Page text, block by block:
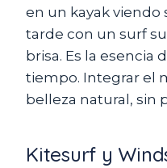
en un kayak viendo
tarde con un surf
brisa. Es la esencia
tiempo. Integrar el
belleza natural, sin
Kitesurf y